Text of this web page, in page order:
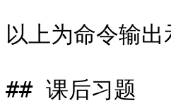
以上为命令输
## 课后习题